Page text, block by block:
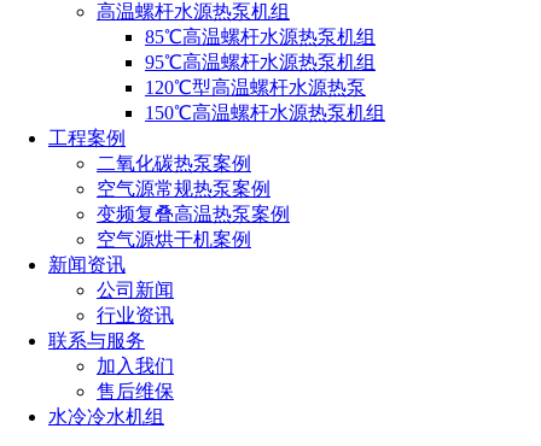
高温螺杆水源热泵机组
85℃高温螺杆水源热泵机组
95℃高温螺杆水源热泵机组
120℃型高温螺杆水源热泵
150℃高温螺杆水源热泵机组
工程案例
二氧化碳热泵案例
空气源常规热泵案例
变频复叠高温热泵案例
空气源烘干机案例
新闻资讯
公司新闻
行业资讯
联系与服务
加入我们
售后维保
水冷冷水机组